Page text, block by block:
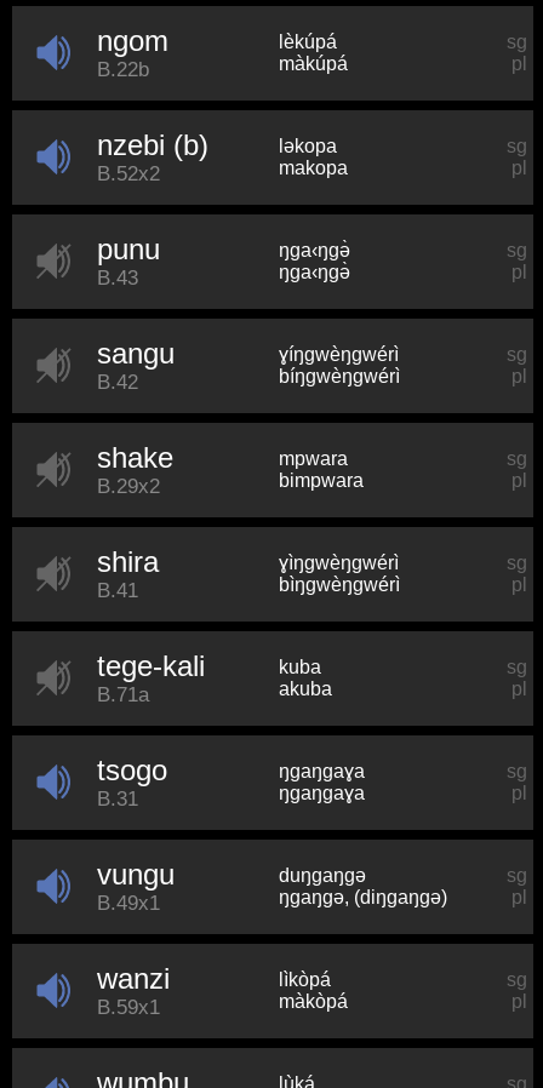
ngom
B.22b
lèkúpá
sg
màkúpá
pl
nzebi (b)
B.52x2
ləkopa
sg
makopa
pl
punu
B.43
ŋɡa‹ŋɡə̀
sg
ŋɡa‹ŋɡə̀
pl
sangu
B.42
ɣíŋɡwèŋɡwérì
sg
bíŋɡwèŋɡwérì
pl
shake
B.29x2
mpwara
sg
bimpwara
pl
shira
B.41
ɣìŋɡwèŋɡwérì
sg
bìŋɡwèŋɡwérì
pl
tege-kali
B.71a
kuba
sg
akuba
pl
tsogo
B.31
ŋɡaŋɡaɣa
sg
ŋɡaŋɡaɣa
pl
vungu
B.49x1
duŋɡaŋɡə
sg
ŋɡaŋɡə, (diŋɡaŋɡə)
pl
wanzi
B.59x1
lìkòpá
sg
màkòpá
pl